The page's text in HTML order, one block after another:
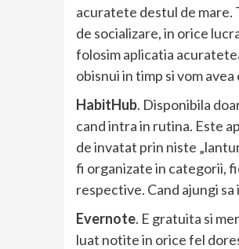
acuratete destul de mare.
de socializare, in orice
folosim aplicatia
obisnui in timp si vom
HabitHub. Disponibila
cand intra in rutina. Este
de invatat prin niste
fi organizate in categorii,
respective. Cand ajungi
Evernote. E gratuita si
luat notite in orice fel